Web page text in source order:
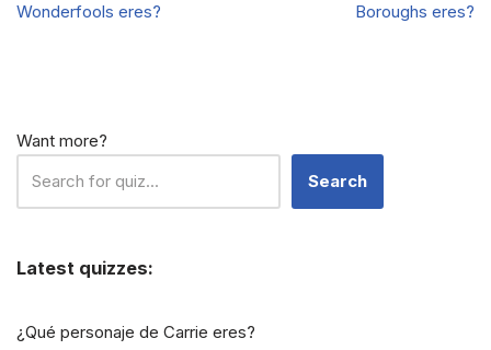
Wonderfools eres?
Boroughs eres?
Want more?
Search
Latest quizzes:
¿Qué personaje de Carrie eres?